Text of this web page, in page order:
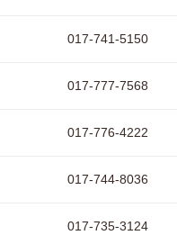
017-741-5150
017-777-7568
017-776-4222
017-744-8036
017-735-3124